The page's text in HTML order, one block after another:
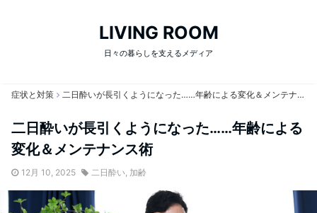
LIVING ROOM
日々の暮らしを支えるメディア
症状と対策 二日酔いが長引くようになった……年齢による変化＆メンテナンス術
二日酔いが長引くようになった……年齢による
変化＆メンテナンス術
12月 10, 2025 二日酔い, 加齢